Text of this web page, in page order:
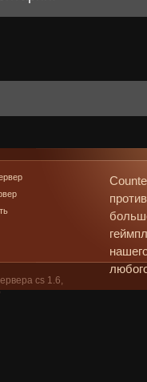
cs 1.6,